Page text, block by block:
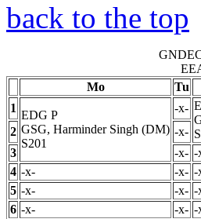
back to the top
Mo
Tu
1
EDG P
GSG, Harminder Singh (DM)
S201
-x-
2
-x-
3
-x- -
4 -x- -x- -
5 -x- -x- -
6 -x- -x- -